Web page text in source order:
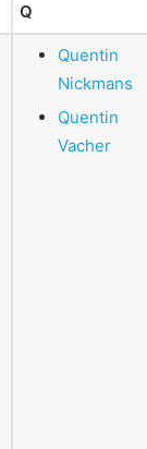
Q
Quentin
Nickmans
Quentin
Vacher